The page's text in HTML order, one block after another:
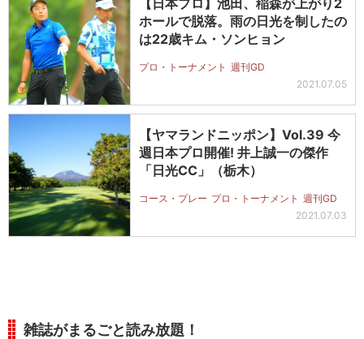
【日本プロ】池田、稲森が上がり2
ホールで脱落。雨の日光を制したの
は22歳キム・ソンヒョン
プロ・トーナメント 週刊GD
2021.07.05
【ヤマランドニッポン】Vol.39 今
週日本プロ開催! 井上誠一の傑作
「日光CC」（栃木）
コース・プレー プロ・トーナメント 週刊GD
2021.07.03
雑誌がまるごと読み放題！